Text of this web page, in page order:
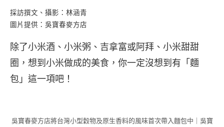
採訪撰文、攝影：林涵青
圖片提供：吳寶春麥方店
除了小米酒、小米粥、吉拿富或阿拜、小米甜甜
圈，想到小米做成的美食，你一定沒想到有「麵
包」這一項吧！
吳寶春麥方店將台灣小型穀物及原生香料的風味首次帶入麵包中｜吳寶